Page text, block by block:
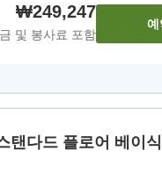
₩249,247
및 봉사료 포함
예
탠다드 플로어 베이